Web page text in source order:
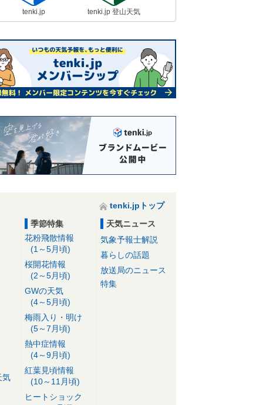
tenki.jp tenki.jp 登山天気
tenki.jpトップ
気
季節特集
花粉飛散情報
(1～5月頃)
桜開花情報
(2～5月頃)
GWの天気
(4～5月頃)
梅雨入り・明け
(5～7月頃)
熱中症情報
(4～9月頃)
紅葉見頃情報
(10～11月頃)
ヒートショック
天気ニュース
気象予報士解説
暮らしの話題
放送局のニュース
特集